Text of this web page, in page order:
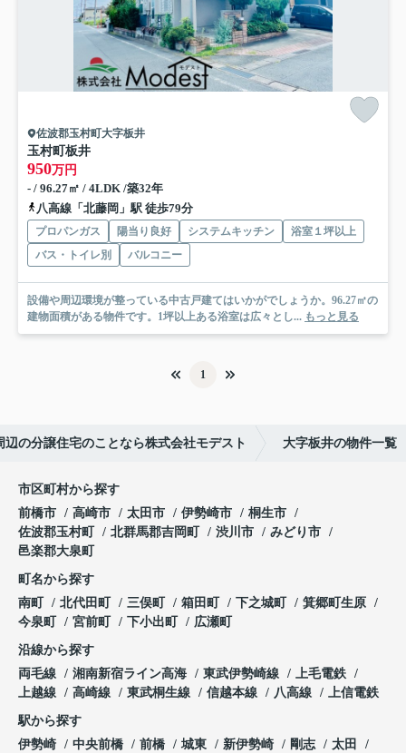
佐波郡玉村町大字板井
玉村町板井
950万円
- / 96.27㎡ / 4LDK /築32年
八高線「北藤岡」駅 徒歩79分
プロパンガス 陽当り良好 システムキッチン
浴室１坪以上
バス・トイレ別
バルコニー
設備や周辺環境が整っている中古戸建てはいかがでしょうか。96.27㎡の
建物面積がある物件です。1坪以上ある浴室は広々とし... もっと見る
1
辺の分譲住宅のことなら株式会社モデスト 大字板井の物件一覧
市区町村から探す
前橋市
高崎市 太田市 伊勢崎市
桐生市
佐波郡玉村町
北群馬郡吉岡町 渋川市
みどり市
邑楽郡大泉町
町名から探す
南町
北代田町 三俣町 箱田町 下之城町
箕郷町生原
今泉町
宮前町 下小出町 広瀬町
沿線から探す
両毛線
湘南新宿ライン高海 東武伊勢崎線
上毛電鉄
上越線
高崎線 東武桐生線 信越本線 八高線 上信電鉄
駅から探す
伊勢崎
中央前橋 前橋 城東 新伊勢崎 剛志
太田